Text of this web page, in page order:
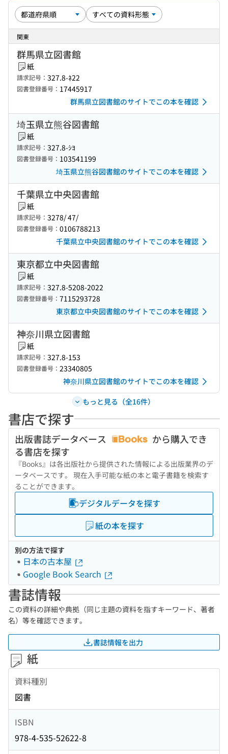
関東
群馬県立図書館
紙
請求記号： 327.8-ﾈ22
図書登録番号： 17445917
群馬県立図書館のサイトでこの本を確認
埼玉県立熊谷図書館
紙
請求記号： 327.8-ｼﾖ
図書登録番号： 103541199
埼玉県立熊谷図書館のサイトでこの本を確認
千葉県立中央図書館
紙
請求記号： 3278/ 47/
図書登録番号： 0106788213
千葉県立中央図書館のサイトでこの本を確認
東京都立中央図書館
紙
請求記号： 327.8-5208-2022
図書登録番号： 7115293728
東京都立中央図書館のサイトでこの本を確認
神奈川県立図書館
紙
請求記号： 327.8-153
図書登録番号： 23340805
神奈川県立図書館のサイトでこの本を確認
もっと見る（全16件）
書店で探す
出版書誌データベース
から購入でき
る書店を探す
『Books』は各出版社から提供された情報による出版業界のデ
ータベースです。 現在入手可能な紙の本と電子書籍を検索す
ることができます。
デジタルデータを探す
紙の本を探す
別の方法で探す
日本の古本屋
Google Book Search
書誌情報
この資料の詳細や典拠（同じ主題の資料を指すキーワード、著者
名）等を確認できます。
書誌情報を出力
紙
資料種別
図書
ISBN
978-4-535-52622-8